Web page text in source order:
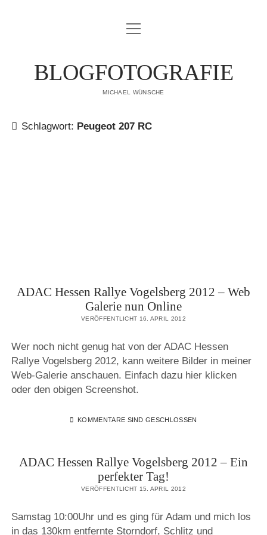
IMPRESSUM
Menü
öffnen
BLOGFOTOGRAFIE
MICHAEL WÜNSCHE
Schlagwort: Peugeot 207 RC
ADAC Hessen Rallye Vogelsberg 2012 – Web
Galerie nun Online
VERÖFFENTLICHT 16. APRIL 2012
Wer noch nicht genug hat von der ADAC Hessen
Rallye Vogelsberg 2012, kann weitere Bilder in meiner
Web-Galerie anschauen. Einfach dazu hier klicken
oder den obigen Screenshot.
KOMMENTARE SIND GESCHLOSSEN
ADAC Hessen Rallye Vogelsberg 2012 – Ein
perfekter Tag!
VERÖFFENTLICHT 15. APRIL 2012
Samstag 10:00Uhr und es ging für Adam und mich los
in das 130km entfernte Storndorf, Schlitz und